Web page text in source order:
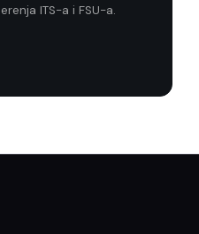
ITS-a i FSU-a.